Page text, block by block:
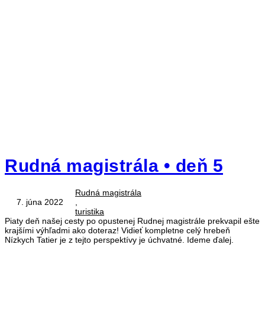
Rudná magistrála • deň 5
7. júna 2022
Rudná magistrála
,
turistika
Piaty deň našej cesty po opustenej Rudnej magistrále prekvapil ešte
krajšími výhľadmi ako doteraz! Vidieť kompletne celý hrebeň
Nízkych Tatier je z tejto perspektívy je úchvatné. Ideme ďalej.